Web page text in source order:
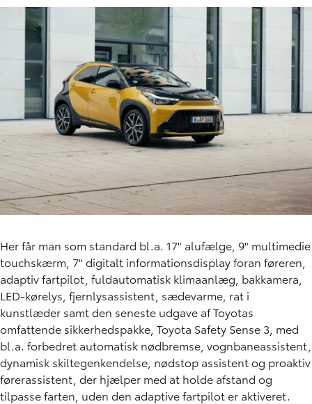
Her får man som standard bl.a. 17" alufælge, 9" multimedie
touchskærm, 7" digitalt informationsdisplay foran føreren,
adaptiv fartpilot, fuldautomatisk klimaanlæg, bakkamera,
LED-kørelys, fjernlysassistent, sædevarme, rat i
kunstlæder samt den seneste udgave af Toyotas
omfattende sikkerhedspakke, Toyota Safety Sense 3, med
bl.a. forbedret automatisk nødbremse, vognbaneassistent,
dynamisk skiltegenkendelse, nødstop assistent og proaktiv
førerassistent, der hjælper med at holde afstand og
tilpasse farten, uden den adaptive fartpilot er aktiveret.